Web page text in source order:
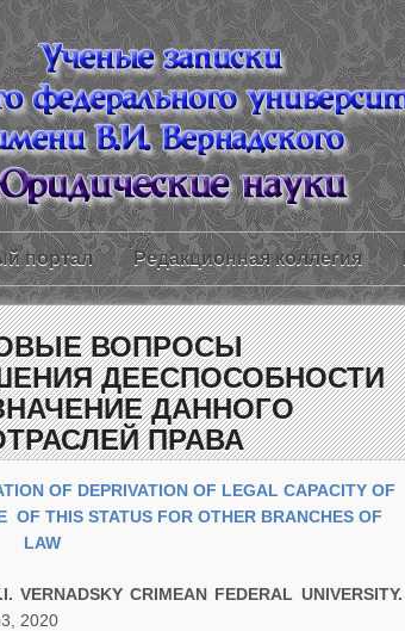
портал Редакционная коллегия
ВОПРОСЫ
ДЕЕСПОСОБНОСТИ
ДАННОГО
ПРАВА
OF DEPRIVATION OF LEGAL CAPACITY OF
OF THIS STATUS FOR OTHER BRANCHES OF
LAW
VERNADSKY CRIMEAN FEDERAL UNIVERSITY.
2020